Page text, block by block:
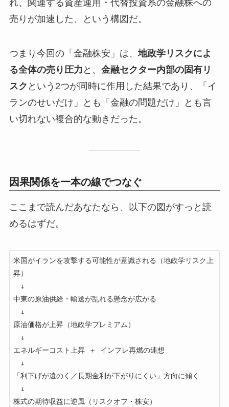
れ、関連する資産運用・代替投資系の金融株への
売りが加速した、という構図だ。
つまり今回の「金融株安」は、地政学リスクによ
る全体の売り圧力 と、 金融セクター内部の固有リ
スク という2つが同時に作用した結果であり、「イ
ランのせいだけ」とも「金融の問題だけ」とも言
い切れない複合的な動きだった。
因果関係を一本の線でつなぐ
ここまで読んだあなたなら、以下の図がすっと読
めるはずだ。
米国がイランを攻撃する可能性が意識される（地政学リスク上
昇）
↓
中東の原油供給・輸送が乱れる懸念が広がる
↓
原油価格が上昇（地政学プレミアム）
↓
エネルギーコスト上昇 ＋ インフレ再燃の連想
↓
「利下げが遠のく／長期金利が下がりにくい」方向に傾く
↓
株式の期待収益に逆風（リスクオフ・株安）